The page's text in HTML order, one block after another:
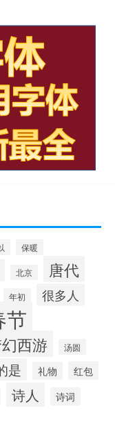
保暖
北京 唐代
年初 很多人
节
西游 汤圆
是 礼物 红包
诗人 诗词